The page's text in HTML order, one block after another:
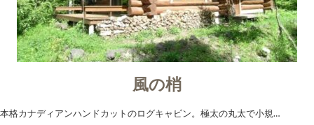
風の梢
本格カナディアンハンドカットのログキャビン。極太の丸太で小規…